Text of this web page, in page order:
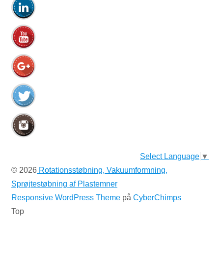
Select Language ▼
© 2026 Rotationsstøbning, Vakuumformning,
Sprøjtestøbning af Plastemner
Responsive WordPress Theme på CyberChimps
Top